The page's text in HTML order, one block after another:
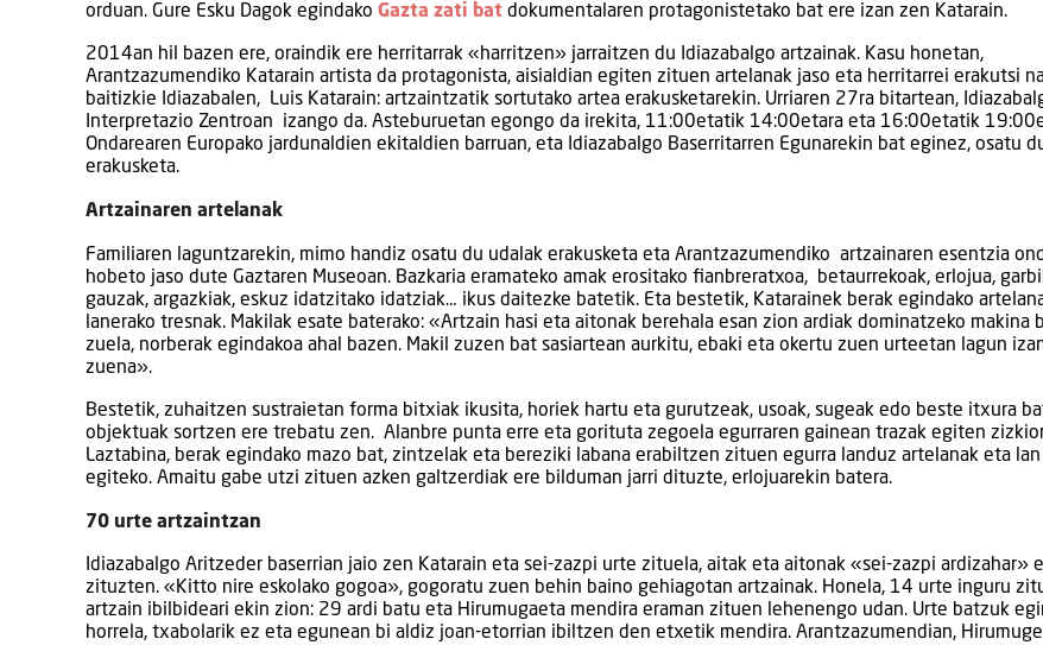
orduan. Gure Esku Dagok egindako Gazta zati bat dokumentalaren protagonistetako bat ere izan zen Katarain.
2014an hil bazen ere, oraindik ere herritarrak «harritzen» jarraitzen du Idiazabalgo artzainak. Kasu honetan,
Arantzazumendiko Katarain artista da protagonista, aisialdian egiten zituen artelanak jaso eta herritarrei erakutsi
baitizkie Idiazabalen, Luis Katarain: artzaintzatik sortutako artea erakusketarekin. Urriaren 27ra bitartean,
Interpretazio Zentroan izango da. Asteburuetan egongo da irekita, 11:00etatik 14:00etara eta 16:00etatik
Ondarearen Europako jardunaldien ekitaldien barruan, eta Idiazabalgo Baserritarren Egunarekin bat eginez, osatu
erakusketa.
Artzainaren artelanak
Familiaren laguntzarekin, mimo handiz osatu du udalak erakusketa eta Arantzazumendiko artzainaren esentzia
hobeto jaso dute Gaztaren Museoan. Bazkaria eramateko amak erositako fianbreratxoa, betaurrekoak, erlojua,
gauzak, argazkiak, eskuz idatzitako idatziak… ikus daitezke batetik. Eta bestetik, Katarainek berak egindako
lanerako tresnak. Makilak esate baterako: «Artzain hasi eta aitonak berehala esan zion ardiak dominatzeko makina
zuela, norberak egindakoa ahal bazen. Makil zuzen bat sasiartean aurkitu, ebaki eta okertu zuen urteetan lagun
zuena».
Bestetik, zuhaitzen sustraietan forma bitxiak ikusita, horiek hartu eta gurutzeak, usoak, sugeak edo beste itxura
objektuak sortzen ere trebatu zen. Alanbre punta erre eta gorituta zegoela egurraren gainean trazak egiten
Laztabina, berak egindako mazo bat, zintzelak eta bereziki labana erabiltzen zituen egurra landuz artelanak eta
egiteko. Amaitu gabe utzi zituen azken galtzerdiak ere bilduman jarri dituzte, erlojuarekin batera.
70 urte artzaintzan
Idiazabalgo Aritzeder baserrian jaio zen Katarain eta sei-zazpi urte zituela, aitak eta aitonak «sei-zazpi ardizahar»
zituzten. «Kitto nire eskolako gogoa», gogoratu zuen behin baino gehiagotan artzainak. Honela, 14 urte inguru
artzain ibilbideari ekin zion: 29 ardi batu eta Hirumugaeta mendira eraman zituen lehenengo udan. Urte batzuk
horrela, txabolarik ez eta egunean bi aldiz joan-etorrian ibiltzen den etxetik mendira. Arantzazumendian,